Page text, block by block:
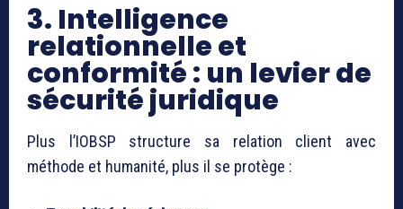
3. Intelligence
relationnelle et
conformité : un levier de
sécurité juridique
Plus l’IOBSP structure sa relation client avec
méthode et humanité, plus il se protège :